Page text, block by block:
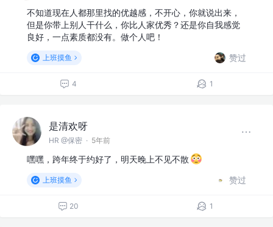
不知道现在人都那里找的优越感，不开心，你就说出来，
但是你带上别人干什么，你比人家优秀？还是你自我感觉
良好，一点素质都没有。做个人吧！
上班摸鱼 赞过
4 1
是清欢呀
HR @保密 · 5年前
嘿嘿，跨年终于约好了，明天晚上不见不散
上班摸鱼 赞过
20 1